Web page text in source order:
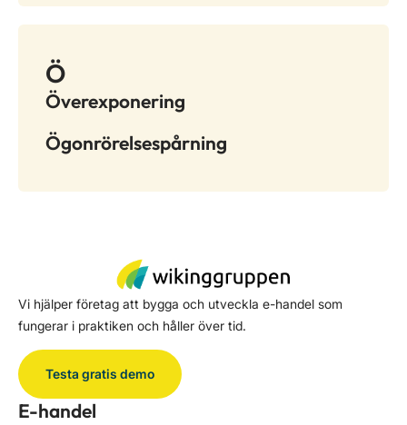
Ö
Överexponering
Ögonrörelsespårning
Vi hjälper företag att bygga och utveckla e-handel som
fungerar i praktiken och håller över tid.
Testa gratis demo
E-handel